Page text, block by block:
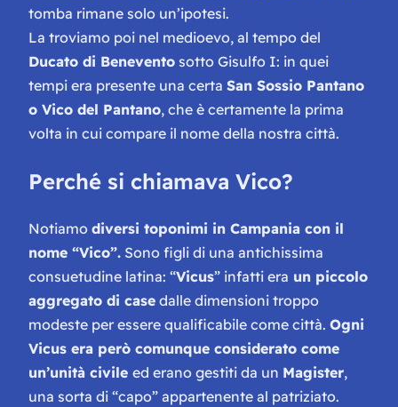
tomba rimane solo un’ipotesi.
La troviamo poi nel medioevo, al tempo del
Ducato di Benevento sotto Gisulfo I: in quei
tempi era presente una certa San Sossio Pantano
o Vico del Pantano, che è certamente la prima
volta in cui compare il nome della nostra città.
Perché si chiamava Vico?
Notiamo diversi toponimi in Campania con il
nome “Vico”. Sono figli di una antichissima
consuetudine latina: “Vicus” infatti era un piccolo
aggregato di case dalle dimensioni troppo
modeste per essere qualificabile come città. Ogni
Vicus era però comunque considerato come
un’unità civile ed erano gestiti da un Magister,
una sorta di “capo” appartenente al patriziato.